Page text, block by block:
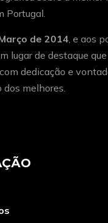
Portugal.
de 2014, e aos
lugar de destaque
dedicação e
dos melhores.